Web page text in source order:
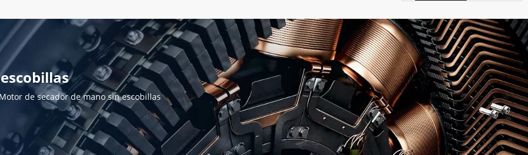
Motor de secador de mano sin escobillas